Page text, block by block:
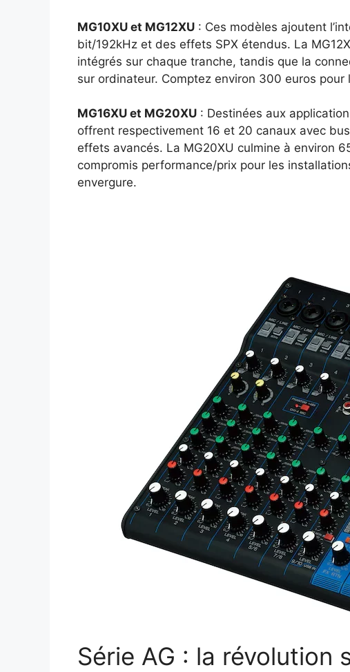
MG10XU et MG12XU : Ces modèles ajoutent
bit/192kHz et des effets SPX étendus. La
intégrés sur chaque tranche, tandis que la
sur ordinateur. Comptez environ 300 euros pour
MG16XU et MG20XU : Destinées aux
offrent respectivement 16 et 20 canaux avec
effets avancés. La MG20XU culmine à environ
compromis performance/prix pour les
envergure.
Série AG : la révolution